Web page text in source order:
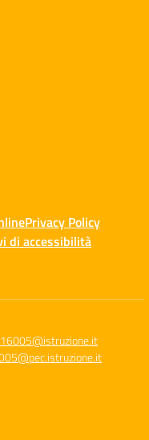
Privacy Policy
di accessibilità